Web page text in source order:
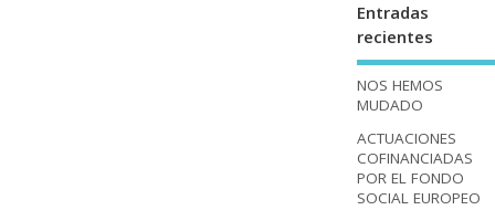
Entradas
recientes
NOS HEMOS
MUDADO
ACTUACIONES
COFINANCIADAS
POR EL FONDO
SOCIAL EUROPEO